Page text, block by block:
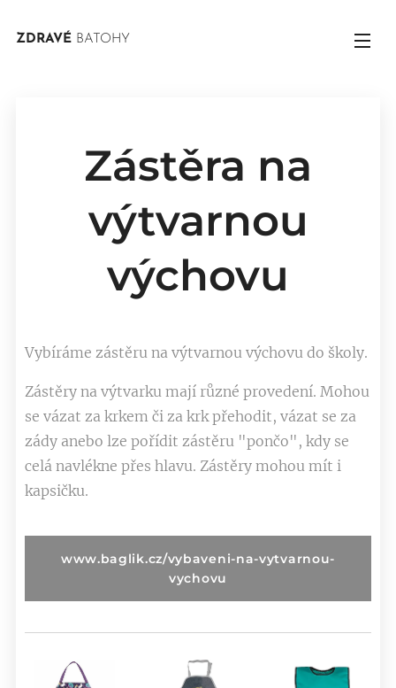
ZDRAVÉ BATOHY
Zástěra na
výtvarnou
výchovu
Vybíráme zástěru na výtvarnou výchovu do školy.
Zástěry na výtvarku mají různé provedení. Mohou
se vázat za krkem či za krk přehodit, vázat se za
zády anebo lze pořídit zástěru "pončo", kdy se
celá navlékne přes hlavu. Zástěry mohou mít i
kapsičku.
www.baglik.cz/vybaveni-na-vytvarnou-
vychovu